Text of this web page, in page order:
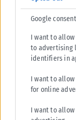
Google
I want to
to advertising
identifiers in
I want to allow
for online
I want to allow
ΕΛΛΆΔΑ
Η συγκινητική
μητέρα της:
Με μια συγκινητική